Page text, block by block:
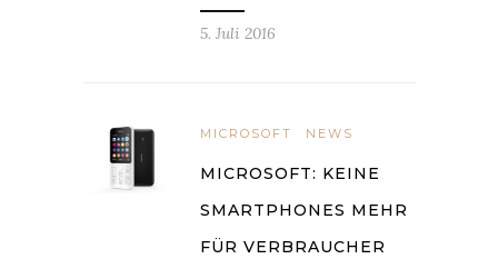
5. Juli 2016
MICROSOFT NEWS
MICROSOFT: KEINE
SMARTPHONES MEHR
FÜR VERBRAUCHER